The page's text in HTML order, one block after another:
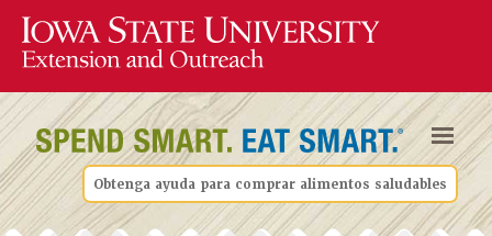
Obtenga ayuda para comprar alimentos saludables